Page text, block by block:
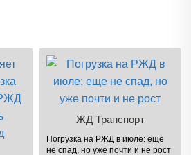
ЖД Транспорт
Погрузка на РЖД в июле: еще
не спад, но уже почти и не рост